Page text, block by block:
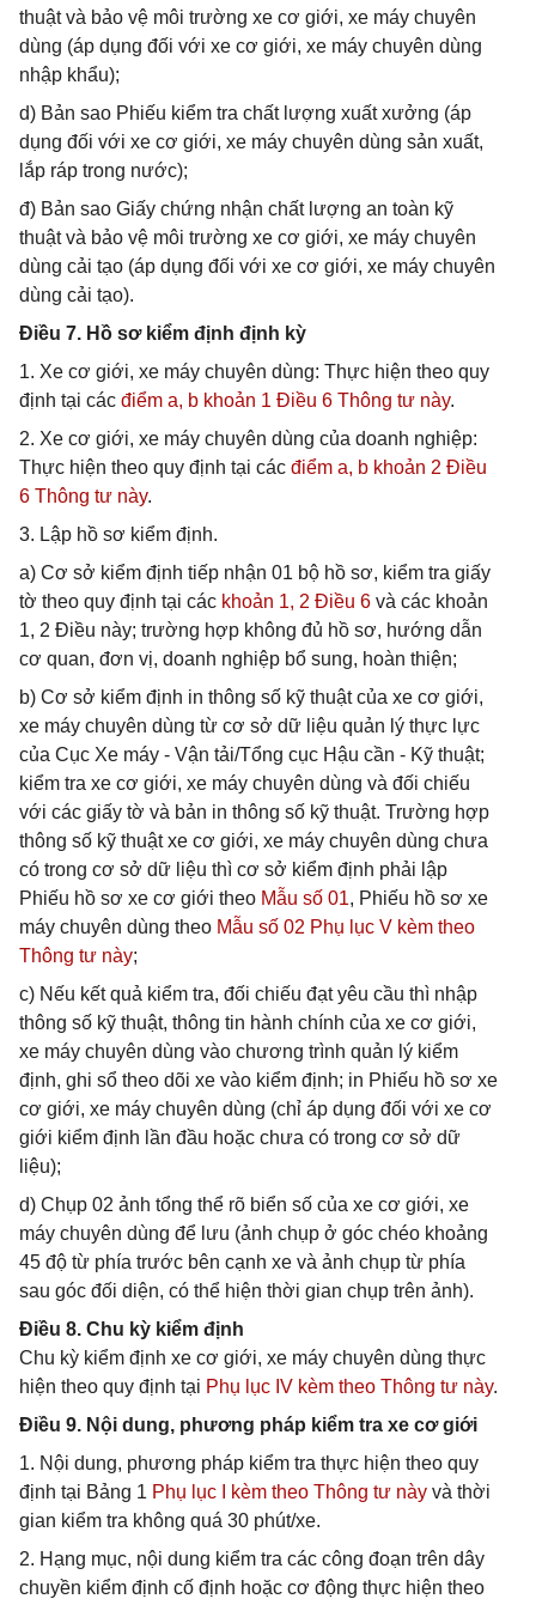
thuật và bảo vệ môi trường xe cơ giới, xe máy chuyên
dùng (áp dụng đối với xe cơ giới, xe máy chuyên dùng
nhập khẩu);
d) Bản sao Phiếu kiểm tra chất lượng xuất xưởng (áp
dụng đối với xe cơ giới, xe máy chuyên dùng sản xuất,
lắp ráp trong nước);
đ) Bản sao Giấy chứng nhận chất lượng an toàn kỹ
thuật và bảo vệ môi trường xe cơ giới, xe máy chuyên
dùng cải tạo (áp dụng đối với xe cơ giới, xe máy chuyên
dùng cải tạo).
Điều 7. Hồ sơ kiểm định định kỳ
1. Xe cơ giới, xe máy chuyên dùng: Thực hiện theo quy
định tại các điểm a, b khoản 1 Điều 6 Thông tư này.
2. Xe cơ giới, xe máy chuyên dùng của doanh nghiệp:
Thực hiện theo quy định tại các điểm a, b khoản 2 Điều
6 Thông tư này.
3. Lập hồ sơ kiểm định.
a) Cơ sở kiểm định tiếp nhận 01 bộ hồ sơ, kiểm tra giấy
tờ theo quy định tại các khoản 1, 2 Điều 6 và các khoản
1, 2 Điều này; trường hợp không đủ hồ sơ, hướng dẫn
cơ quan, đơn vị, doanh nghiệp bổ sung, hoàn thiện;
b) Cơ sở kiểm định in thông số kỹ thuật của xe cơ giới,
xe máy chuyên dùng từ cơ sở dữ liệu quản lý thực lực
của Cục Xe máy - Vận tải/Tổng cục Hậu cần - Kỹ thuật;
kiểm tra xe cơ giới, xe máy chuyên dùng và đối chiếu
với các giấy tờ và bản in thông số kỹ thuật. Trường hợp
thông số kỹ thuật xe cơ giới, xe máy chuyên dùng chưa
có trong cơ sở dữ liệu thì cơ sở kiểm định phải lập
Phiếu hồ sơ xe cơ giới theo Mẫu số 01, Phiếu hồ sơ xe
máy chuyên dùng theo Mẫu số 02 Phụ lục V kèm theo
Thông tư này;
c) Nếu kết quả kiểm tra, đối chiếu đạt yêu cầu thì nhập
thông số kỹ thuật, thông tin hành chính của xe cơ giới,
xe máy chuyên dùng vào chương trình quản lý kiểm
định, ghi sổ theo dõi xe vào kiểm định; in Phiếu hồ sơ xe
cơ giới, xe máy chuyên dùng (chỉ áp dụng đối với xe cơ
giới kiểm định lần đầu hoặc chưa có trong cơ sở dữ
liệu);
d) Chụp 02 ảnh tổng thể rõ biển số của xe cơ giới, xe
máy chuyên dùng để lưu (ảnh chụp ở góc chéo khoảng
45 độ từ phía trước bên cạnh xe và ảnh chụp từ phía
sau góc đối diện, có thể hiện thời gian chụp trên ảnh).
Điều 8. Chu kỳ kiểm định
Chu kỳ kiểm định xe cơ giới, xe máy chuyên dùng thực
hiện theo quy định tại Phụ lục IV kèm theo Thông tư này.
Điều 9. Nội dung, phương pháp kiểm tra xe cơ giới
1. Nội dung, phương pháp kiểm tra thực hiện theo quy
định tại Bảng 1 Phụ lục I kèm theo Thông tư này và thời
gian kiểm tra không quá 30 phút/xe.
2. Hạng mục, nội dung kiểm tra các công đoạn trên dây
chuyền kiểm định cố định hoặc cơ động thực hiện theo